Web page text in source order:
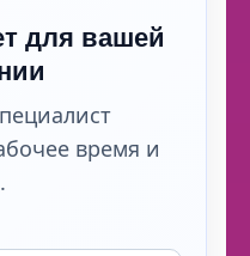
для вашей
время и